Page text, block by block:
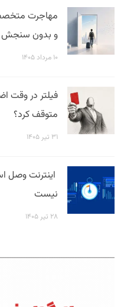
مهاجرت
و بدون سنجش
۱۰ مرداد ۱۴۰۵
متوقف کرد؟
۳۱ تیر ۱۴۰۵
اینترنت وصل
نیست
۲۸ تیر ۱۴۰۵